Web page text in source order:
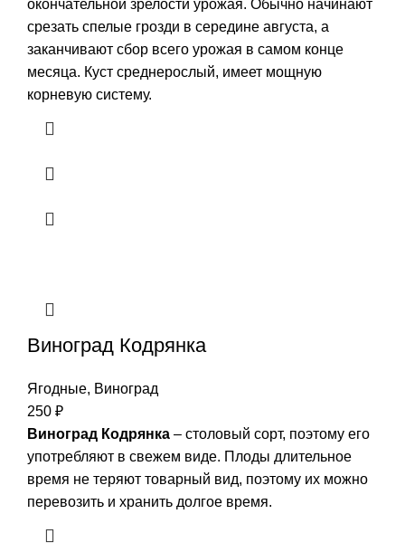
окончательной зрелости урожая. Обычно начинают
срезать спелые грозди в середине августа, а
заканчивают сбор всего урожая в самом конце
месяца. Куст среднерослый, имеет мощную
корневую систему.
Виноград Кодрянка
Ягодные, Виноград
250 ₽
Виноград Кодрянка – столовый сорт, поэтому его
употребляют в свежем виде. Плоды длительное
время не теряют товарный вид, поэтому их можно
перевозить и хранить долгое время.